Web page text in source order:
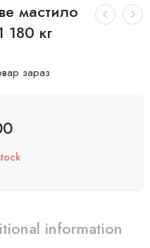
мастило
180 кг
зараз
information